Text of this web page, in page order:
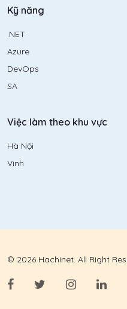
Kỹ năng
.NET
Azure
DevOps
SA
Việc làm theo khu vực
Hà Nội
Vinh
© 2026 Hachinet. All Right